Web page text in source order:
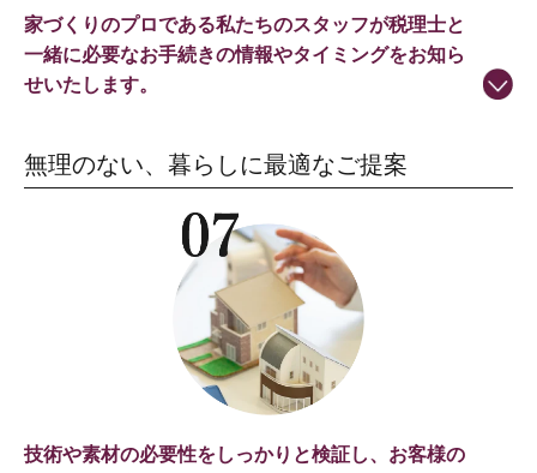
家づくりのプロである私たちのスタッフが税理士と
一緒に必要なお手続きの情報やタイミングをお知ら
せいたします。
無理のない、暮らしに最適なご提案
技術や素材の必要性をしっかりと検証し、お客様の